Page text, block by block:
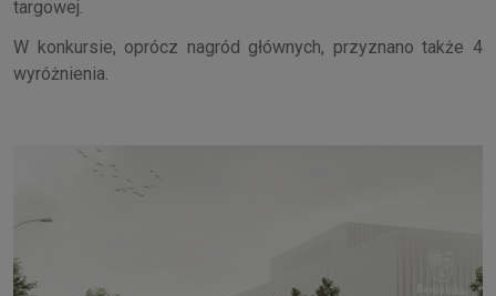
targowej.
W konkursie, oprócz nagród głównych, przyznano także 4
wyróżnienia.